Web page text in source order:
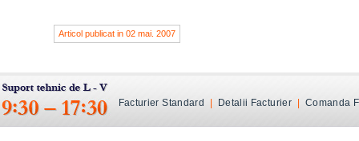
Articol publicat in 02 mai. 2007
Facturier Standard Detalii Facturier| Comanda